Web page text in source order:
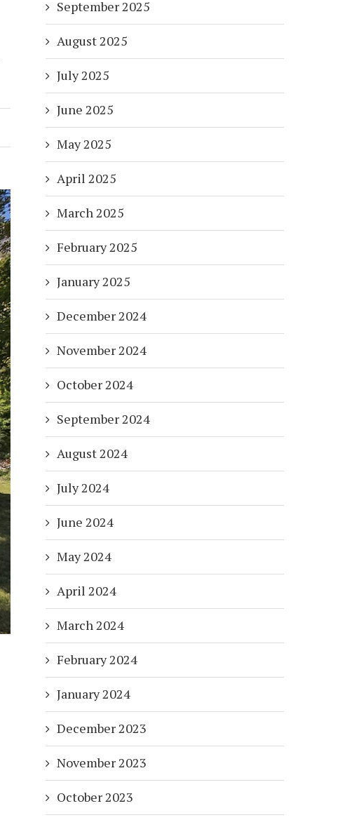
September 2025
August 2025
July 2025
June 2025
May 2025
April 2025
March 2025
February 2025
January 2025
December 2024
November 2024
October 2024
September 2024
August 2024
July 2024
June 2024
May 2024
April 2024
March 2024
February 2024
January 2024
December 2023
November 2023
October 2023